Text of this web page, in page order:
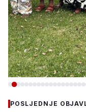
POSLJEDNJE